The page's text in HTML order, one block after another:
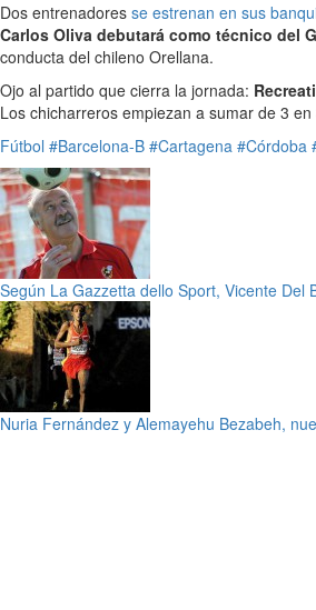
Dos entrenadores se estrenan en sus
Carlos Oliva debutará como técnico del
conducta del chileno Orellana.
Ojo al partido que cierra la jornada:
Los chicharreros empiezan a sumar de 3
Fútbol #Barcelona-B #Cartagena #Córdoba
Según La Gazzetta dello Sport, Vicente
Nuria Fernández y Alemayehu Bezabeh,